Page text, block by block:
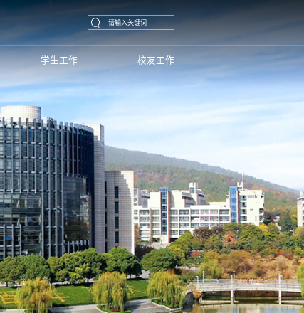
学生工作 校友工作